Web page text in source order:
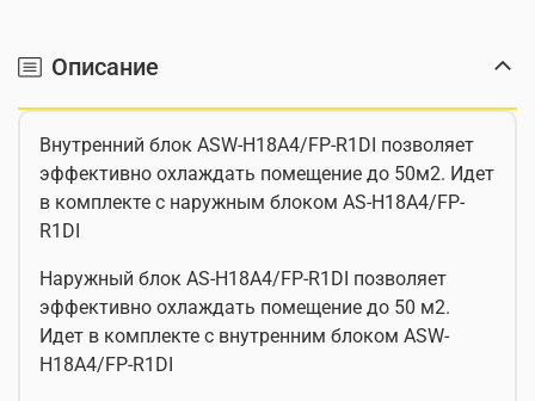
Описание
Внутренний блок ASW-H18A4/FP-R1DI позволяет
эффективно охлаждать помещение до 50м2. Идет
в комплекте с наружным блоком AS-H18A4/FP-
R1DI
Наружный блок AS-H18A4/FP-R1DI позволяет
эффективно охлаждать помещение до 50 м2.
Идет в комплекте с внутренним блоком ASW-
H18A4/FP-R1DI